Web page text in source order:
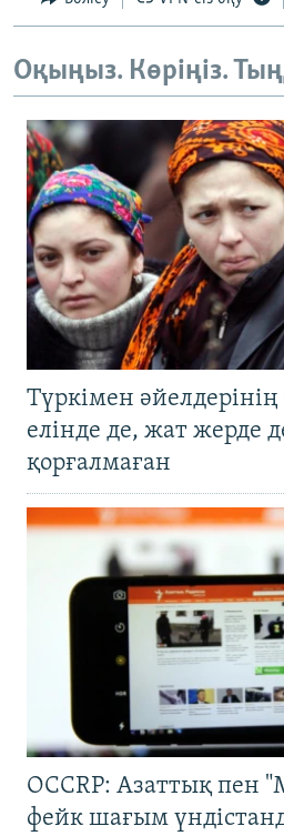
Оқыңыз. Көріңіз.
Түркімен
елінде де, жат жерде
қорғалмаған
OCCRP: Азаттық пен
фейк шағым